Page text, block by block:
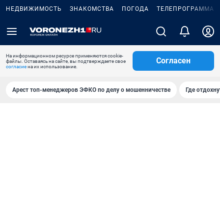
НЕДВИЖИМОСТЬ ЗНАКОМСТВА ПОГОДА ТЕЛЕПРОГРАММА
На информационном ресурсе применяются cookie-
файлы. Оставаясь на сайте, вы подтверждаете свое
согласиена их использование.
Согласен
Арест топ-менеджеров ЭФКО по делу о мошенничестве Где